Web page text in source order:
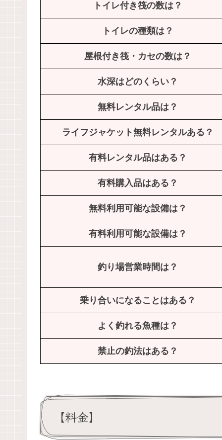
トイレ付き筏の数は？
トイレの種類は？
屋根付き筏・カセの数は？
水深はどのくらい？
無料レンタル品は？
ライフジャケット無料レンタルある？
有料レンタル品はある？
有料購入品はある？
無料利用可能な設備は？
有料利用可能な設備は？
釣り場営業時間は？
乗り合いになることはある？
よく釣れる魚種は？
禁止の釣法はある？
【料金】